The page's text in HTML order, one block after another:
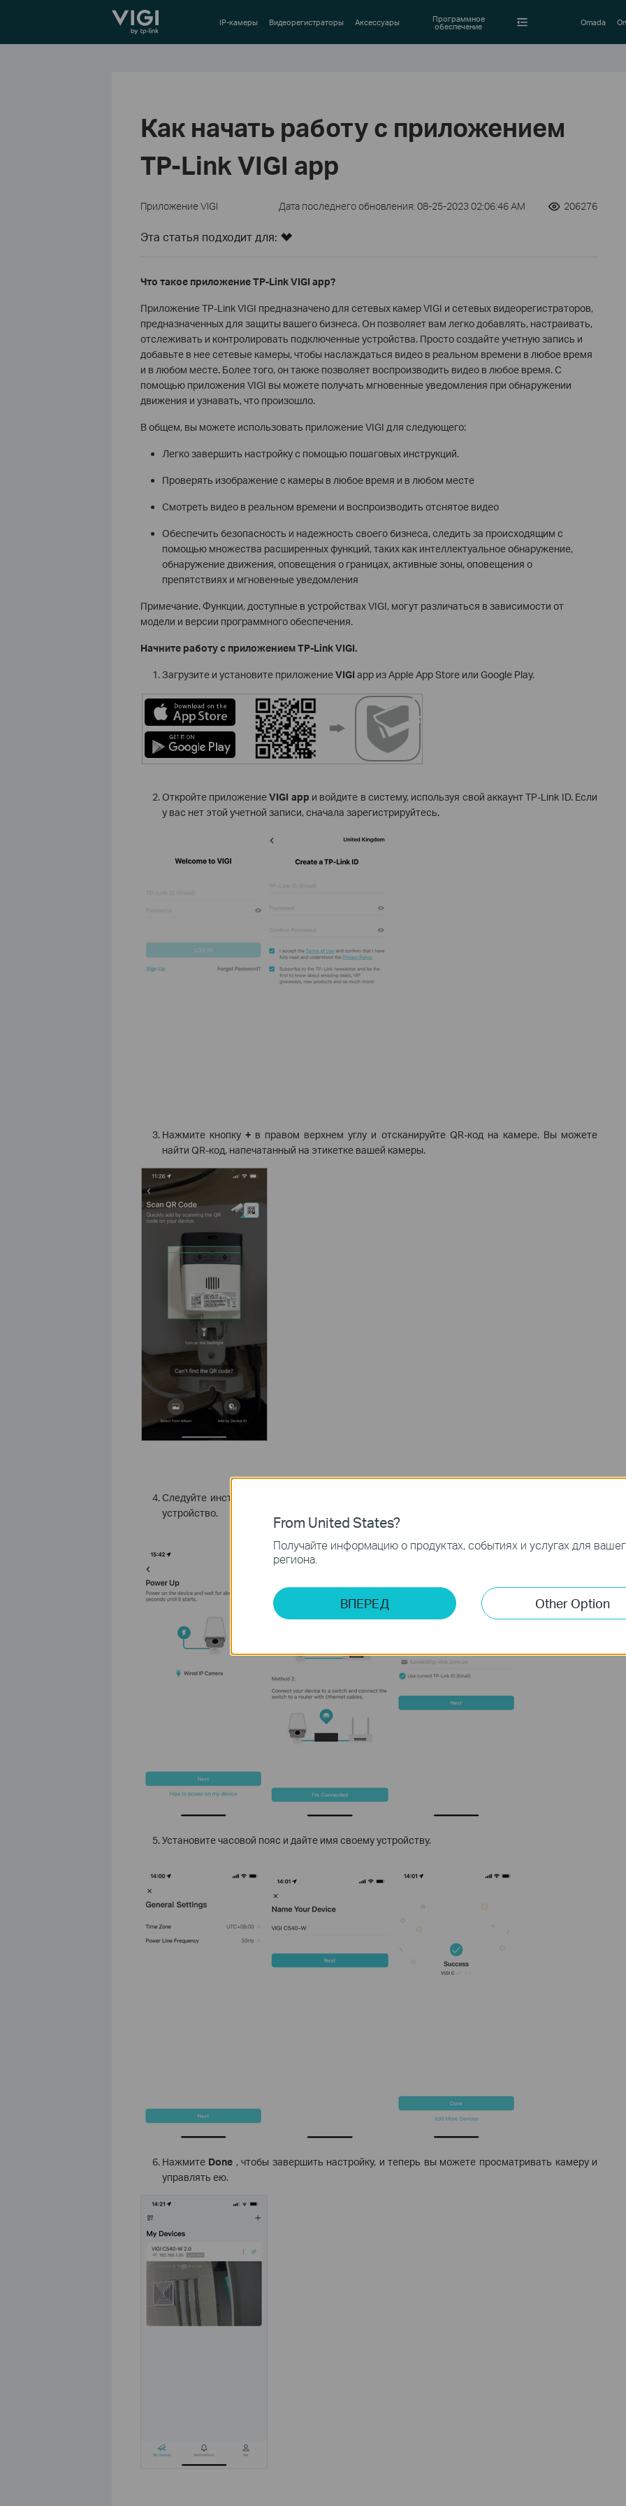
TP-Link, Reliably Smart IP-камеры Видеорегистраторы Аксессуары Программное
обеспечение Omada
Как начать работу с приложением
TP-Link VIGI app
Приложение VIGI Дата последнего обновления: 08-25-2023 02:06:46 AM 206276
Эта статья подходит для:
Что такое приложение TP-Link VIGI app?
Приложение TP-Link VIGI предназначено для сетевых камер VIGI и сетевых видеорегистраторов,
предназначенных для защиты вашего бизнеса. Он позволяет вам легко добавлять, настраивать,
отслеживать и контролировать подключенные устройства. Просто создайте учетную запись и
добавьте в нее сетевые камеры, чтобы наслаждаться видео в реальном времени в любое время
и в любом месте. Более того, он также позволяет воспроизводить видео в любое время. С
помощью приложения VIGI вы можете получать мгновенные уведомления при обнаружении
движения и узнавать, что произошло.
В общем, вы можете использовать приложение VIGI для следующего:
Легко завершить настройку с помощью пошаговых инструкций.
Проверять изображение с камеры в любое время и в любом месте
Смотреть видео в реальном времени и воспроизводить отснятое видео
Обеспечить безопасность и надежность своего бизнеса, следить за происходящим с
помощью множества расширенных функций, таких как интеллектуальное обнаружение,
обнаружение движения, оповещения о границах, активные зоны, оповещения о
препятствиях и мгновенные уведомления
Примечание. Функции, доступные в устройствах VIGI, могут различаться в зависимости от
модели и версии программного обеспечения.
Начните работу с приложением TP-Link VIGI.
Загрузите и установите приложениеVIGI app из Apple App Store или Google Play.
Откройте приложениеVIGI app и войдите в систему, используя свой аккаунт TP-Link ID. Если
у вас нет этой учетной записи, сначала зарегистрируйтесь.
Нажмите кнопку +в правом верхнем углу и отсканируйте QR-код на камере. Вы можете
найти QR-код, напечатанный на этикетке вашей камеры.
Следуйте инструкциям приложения и установите пароль устройства, чтобы активировать
устройство.
Установите часовой пояс и дайте имя своему устройству.
Нажмите Done , чтобы завершить настройку, и теперь вы можете просматривать камеру и
управлять ею.
From United States?
Получайте информацию о продуктах, событиях и услугах для
региона.
ВПЕРЕД Other Option